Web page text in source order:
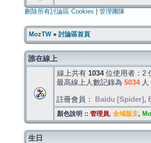
刪除所有討論區 Cookies 管理團隊
MozTW» 討論區首頁
誰在線上
線上共有 1034位使用者：2
最高線上人數記錄為 5034人
註冊會員： Baidu [Spider] ,
顏色說明 :: 管理員, 全域版主,
生日